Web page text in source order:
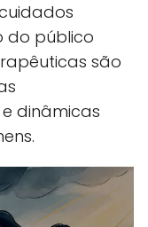
do público
são
dinâmicas